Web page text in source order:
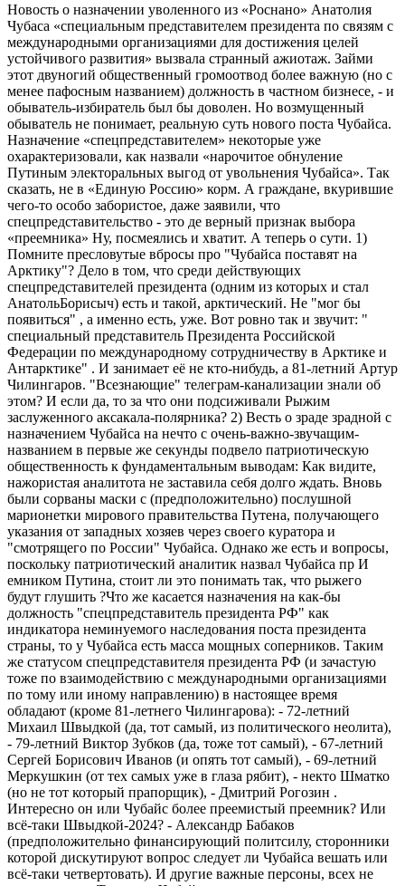
Новость о назначении уволенного из «Роснано» Анатолия
Чубаса «специальным представителем президента по связям с
международными организациями для достижения целей
устойчивого развития» вызвала странный ажиотаж. Займи
этот двуногий общественный громоотвод более важную (но с
менее пафосным названием) должность в частном бизнесе, - и
обыватель-​избиратель был бы доволен. Но возмущенный
обыватель не понимает, реальную суть нового поста Чубайса.
Назначение «спецпредставителем» некоторые уже
охарактеризовали, как назвали «нарочитое обнуление
Путиным электоральных выгод от увольнения Чубайса». Так
сказать, не в «Единую Россию» корм. А граждане, вкурившие
чего-то особо забористое, даже заявили, что
спецпредставительство - это де верный признак выбора
«преемника» Ну, посмеялись и хватит. А теперь о сути. 1)
Помните пресловутые вбросы про "Чубайса поставят на
Арктику"? Дело в том, что среди действующих
спецпредставителей президента (одним из которых и стал
АнатольБорисыч) есть и такой, арктический. Не "мог бы
появиться" , а именно есть, уже. Вот ровно так и звучит: "
специальный представитель Президента Российской
Федерации по международному сотрудничеству в Арктике и
Антарктике" . И занимает её не кто-​нибудь, а 81-​летний Артур
Чилингаров. "Всезнающие" телеграм-​канализации знали об
этом? И если да, то за что они подсиживали Рыжим
заслуженного аксакала-​полярника? 2) Весть о зраде зрадной с
назначением Чубайса на нечто с очень-​важно-звучащим-
названием в первые же секунды подвело патриотическую
общественность к фундаментальным выводам: Как видите,
нажористая аналитота не заставила себя долго ждать. Вновь
были сорваны маски с (предположительно) послушной
марионетки мирового правительства Путена, получающего
указания от западных хозяев через своего куратора и
"смотрящего по России" Чубайса. Однако же есть и вопросы,
поскольку патриотический аналитик назвал Чубайса пр И
емником Путина, стоит ли это понимать так, что рыжего
будут глушить ?Что же касается назначения на как-​бы
должность "спецпредставитель президента РФ" как
индикатора неминуемого наследования поста президента
страны, то у Чубайса есть масса мощных соперников. Таким
же статусом спецпредставителя президента РФ (и зачастую
тоже по взаимодействию с международными организациями
по тому или иному направлению) в настоящее время
обладают (кроме 81-​летнего Чилингарова): - 72-​летний
Михаил Швыдкой (да, тот самый, из политического неолита),
- 79-​летний Виктор Зубков (да, тоже тот самый), - 67-​летний
Сергей Борисович Иванов (и опять тот самый), - 69-​летний
Меркушкин (от тех самых уже в глаза рябит), - ​некто Шматко
(но не тот который прапорщик), -​ Дмитрий Рогозин .
Интересно он или Чубайс более преемистый преемник? Или
всё-​таки Швыдкой-​2024? -​ Александр Бабаков
(предположительно финансирующий политсилу, сторонники
которой дискутируют вопрос следует ли Чубайса вешать или
всё-​таки четвертовать). И другие важные персоны, всех не